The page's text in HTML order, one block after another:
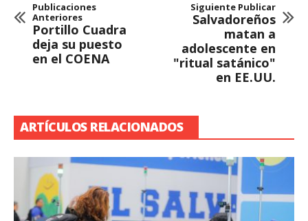
Publicaciones
Anteriores
Portillo Cuadra
deja su puesto
en el COENA
Siguiente Publicar
Salvadoreños
matan a
adolescente en
"ritual satánico"
en EE.UU.
ARTÍCULOS RELACIONADOS